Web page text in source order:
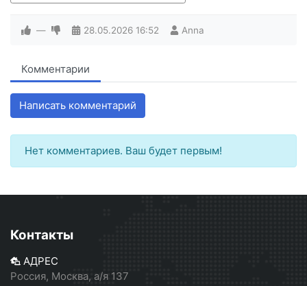
— 28.05.2026 16:52 Anna
Комментарии
Написать комментарий
Нет комментариев. Ваш будет первым!
Контакты
АДРЕС
Россия, Москва, а/я 137